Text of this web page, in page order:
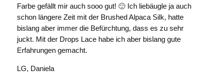
Farbe gefällt mir auch sooo gut! 🙂 Ich liebäugle ja auch
schon längere Zeit mit der Brushed Alpaca Silk, hatte
bislang aber immer die Befürchtung, dass es zu sehr
juckt. Mit der Drops Lace habe ich aber bislang gute
Erfahrungen gemacht.
LG, Daniela